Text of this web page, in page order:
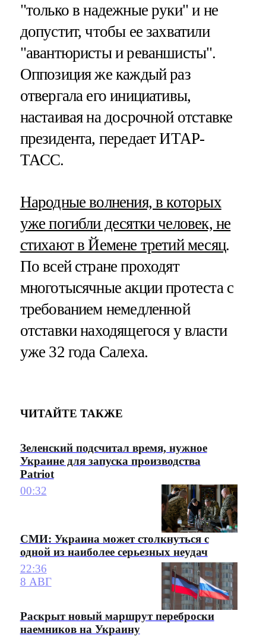
"только в надежные руки" и не
допустит, чтобы ее захватили
"авантюристы и реваншисты".
Оппозиция же каждый раз
отвергала его инициативы,
настаивая на досрочной отставке
президента, передает ИТАР-
ТАСС.
Народные волнения, в которых
уже погибли десятки человек, не
стихают в Йемене третий месяц.
По всей стране проходят
многотысячные акции протеста с
требованием немедленной
отставки находящегося у власти
уже 32 года Салеха.
ЧИТАЙТЕ ТАКЖЕ
Зеленский подсчитал время, нужное
Украине для запуска производства
Patriot
00:32
СМИ: Украина может столкнуться с
одной из наиболее серьезных неудач
22:36
8 АВГ
Раскрыт новый маршрут переброски
наемников на Украину